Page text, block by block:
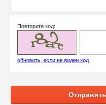
Повторите код:
обновить, если не виден код